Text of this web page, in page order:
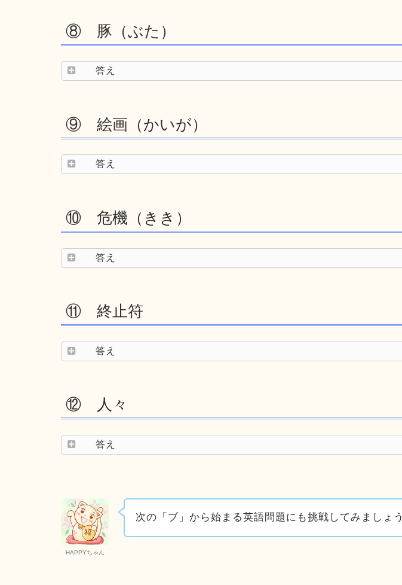
⑧ 豚（ぶた）
答え
⑨ 絵画（かいが）
答え
⑩ 危機（きき）
答え
⑪ 終止符
答え
⑫ 人々
答え
HAPPYちゃん
次の「ブ」から始まる英語問題にも挑戦してみましょう